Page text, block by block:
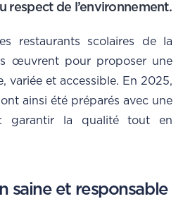
respect de l’environnement.
restaurants scolaires de la
œuvrent pour proposer une
variée et accessible. En 2025,
ainsi été préparés avec une
: garantir la qualité tout en
saine et responsable